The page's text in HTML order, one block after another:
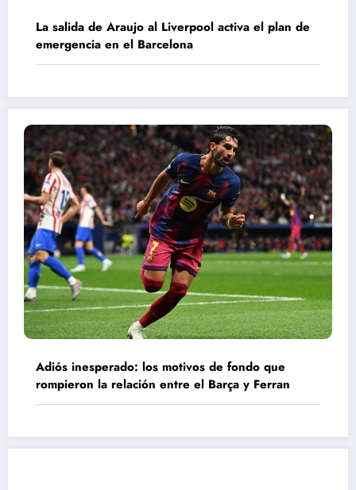
La salida de Araujo al Liverpool activa el plan de
emergencia en el Barcelona
Adiós inesperado: los motivos de fondo que
rompieron la relación entre el Barça y Ferran